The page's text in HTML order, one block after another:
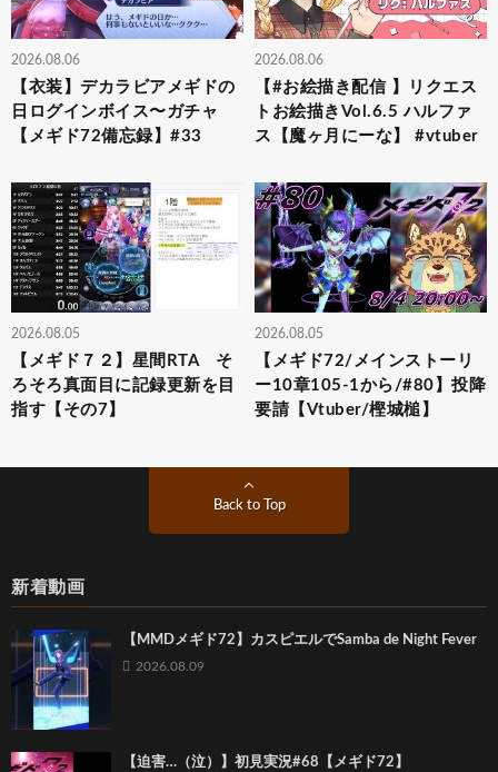
2026.08.06
【衣装】デカラビアメギドの
日ログインボイス〜ガチャ
【メギド72備忘録】#33
2026.08.06
【#お絵描き配信 】リクエス
トお絵描きVol.6.5 ハルファ
ス【魔ヶ月にーな】 #vtuber
2026.08.05
【メギド７２】星間RTA そ
ろそろ真面目に記録更新を目
指す【その7】
2026.08.05
【メギド72/メインストーリ
ー10章105-1から/#80】投降
要請【Vtuber/樫城槌】
Back to Top
新着動画
【MMDメギド72】カスピエルでSamba de Night Fever
2026.08.09
【迫害…（泣）】初見実況#68【メギド72】